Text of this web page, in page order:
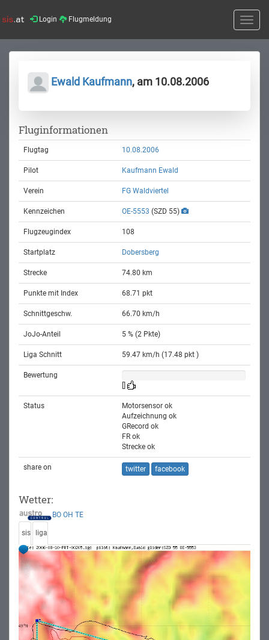
Login Flugmeldung
Toggle
Ewald Kaufmann, am 10.08.2006
Fluginformationen
Flugtag 10.08.2006
Pilot Kaufmann Ewald
Verein FG Waldviertel
Kennzeichen OE-5553 (SZD 55)
Flugzeugindex 108
Startplatz Dobersberg
Strecke 74.80 km
Punkte mit Index 68.71 pkt
Schnittgeschw. 66.70 km/h
JoJo-Anteil 5 % (2 Pkte)
Liga Schnitt 59.47 km/h (17.48 pkt )
Bewertung
Status
Motorsensor ok
Aufzeichnung ok
GRecord ok
FR ok
Strecke ok
share on twitter facebook
Wetter:
BO OH TE
sis liga